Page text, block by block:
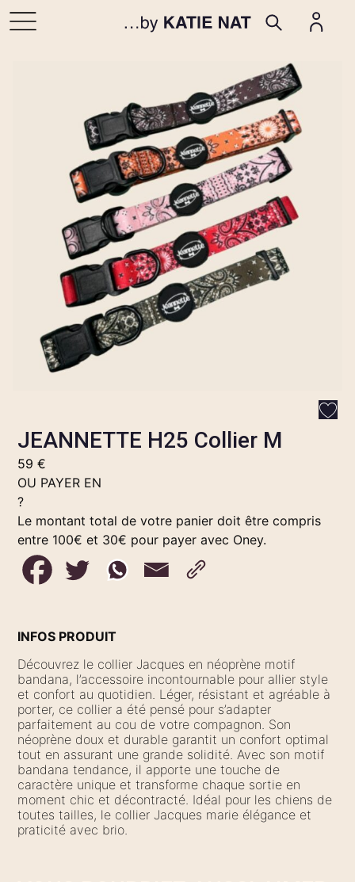
JEANNETTE H25 Collier M
59€
OU PAYER EN
?
Le montant total de votre panier doit être compris
entre 100€ et 30€ pour payer avec Oney.
INFOS PRODUIT
Découvrez le collier Jacques en néoprène motif
bandana, l’accessoire incontournable pour allier style
et confort au quotidien. Léger, résistant et agréable à
porter, ce collier a été pensé pour s’adapter
parfaitement au cou de votre compagnon. Son
néoprène doux et durable garantit un confort optimal
tout en assurant une grande solidité. Avec son motif
bandana tendance, il apporte une touche de
caractère unique et transforme chaque sortie en
moment chic et décontracté. Idéal pour les chiens de
toutes tailles, le collier Jacques marie élégance et
praticité avec brio.